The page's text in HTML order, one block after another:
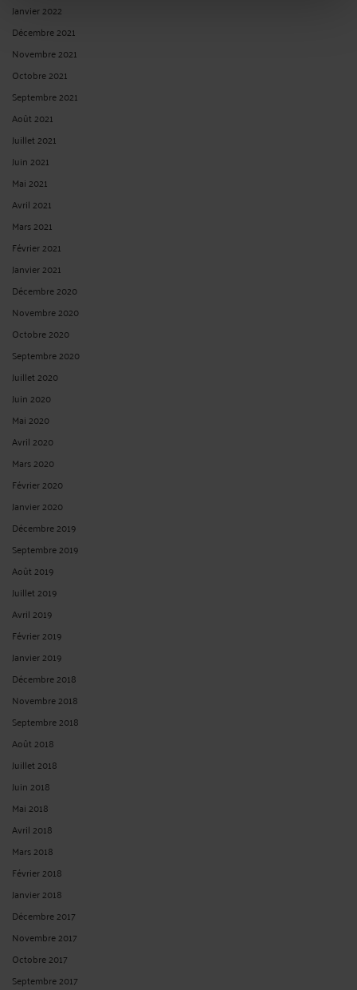
Janvier 2022
Décembre 2021
Novembre 2021
Octobre 2021
Septembre 2021
Août 2021
Juillet 2021
Juin 2021
Mai 2021
Avril 2021
Mars 2021
Février 2021
Janvier 2021
Décembre 2020
Novembre 2020
Octobre 2020
Septembre 2020
Juillet 2020
Juin 2020
Mai 2020
Avril 2020
Mars 2020
Février 2020
Janvier 2020
Décembre 2019
Septembre 2019
Août 2019
Juillet 2019
Avril 2019
Février 2019
Janvier 2019
Décembre 2018
Novembre 2018
Septembre 2018
Août 2018
Juillet 2018
Juin 2018
Mai 2018
Avril 2018
Mars 2018
Février 2018
Janvier 2018
Décembre 2017
Novembre 2017
Octobre 2017
Septembre 2017